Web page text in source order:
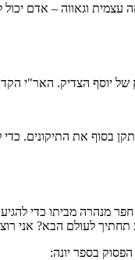
עצמית וגאווה – אדם
יוסף הצדיק. האר"י
בסוף את התיקונים.
מנהרה מביתו כדי
תחתיך לעולם הבא? אני
בספר יונה: